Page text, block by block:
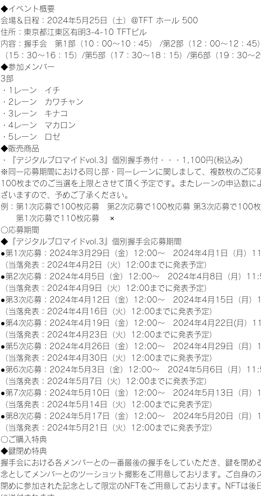
◆イベント概要
会場＆日程：2024年5月25日（土）＠TFT ホール 500
住所：東京都江東区有明3-4-10 TFTビル
内容：握手会　第1部（10：00～10：45） /第2部（12：00～12：
（15：30～16：15）/第5部（17：30～18：15）/第6部（19：30～
◆参加メンバー
3部
・1レーン　イチ
・2レーン　カワチャン
・3レーン　キナコ
・4レーン　マカロン
・5レーン　ロゼ
◆販売商品
・『デジタルブロマイドvol.3』個別握手券付・・・1,100円(税込み)
※同一応募期間における同じ部・同一レーンに関しまして、複数枚のご応
100枚までのご当選を上限とさせて頂く予定です。またレーンの申込数に
ざいますので、予めご了承ください。
例：第1次応募で100枚応募　第2次応募で100枚応募 第3次応募で100
第1次応募で110枚応募　 ×
〇応募期間
◆『デジタルブロマイドvol.3』個別握手会応募期間
●第1次応募：2024年3月29日（金）12:00～　2024年4月1日（月）
（当落発表：2024年4月2日（火）12:00までに発表予定）
●第2次応募：2024年4月5日（金）12:00～　2024年4月8日（月）
（当落発表：2024年4月9日（火）12:00までに発表予定）
●第3次応募：2024年4月12日（金）12:00～　2024年4月15日（月）
（当落発表：2024年4月16日（火）12:00までに発表予定）
●第4次応募：2024年4月19日（金）12:00～　2024年4月22日(月）
（当落発表：2024年4月23日（火）12:00までに発表予定）
●第5次応募：2024年4月26日（金）12:00～　2024年4月29日（月）
（当落発表：2024年4月30日（火）12:00までに発表予定）
●第6次応募：2024年5月3日（金）12:00～　2024年5月6日（月）
（当落発表：2024年5月7日（火）12:00までに発表予定）
●第7次応募：2024年5月10日（金）12:00～　2024年5月13日（月）
（当落発表：2024年5月14日（火）12:00までに発表予定）
●第8次応募：2024年5月17日（金）12:00～　2024年5月20日（月）
（当落発表：2024年5月21日（火）12:00までに発表予定）
〇ご購入特典
◆鍵閉め特典
握手会における各メンバーとの一番最後の握手をしていただき、鍵を閉め
念としてメンバーとのツーショット撮影をご用意しております。ご自身の
閉めに参加された記念として限定のNFTをご用意しております。NFTは後